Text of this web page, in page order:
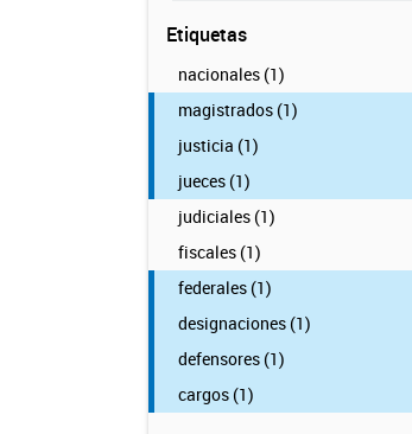
Etiquetas
nacionales (1)
magistrados (1)
justicia (1)
jueces (1)
judiciales (1)
fiscales (1)
federales (1)
designaciones (1)
defensores (1)
cargos (1)